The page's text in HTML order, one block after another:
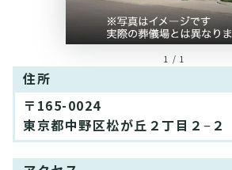
1 / 1
住所
〒165-0024
東京都中野区松が丘２丁目２−２